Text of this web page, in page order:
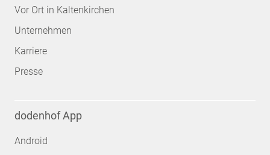
Vor Ort in Kaltenkirchen
Unternehmen
Karriere
Presse
dodenhof App
Android